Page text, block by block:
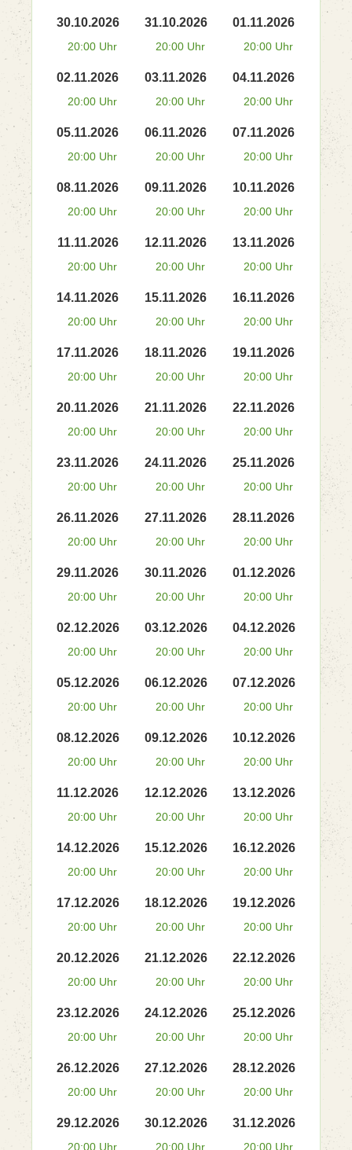
30.10.2026
20:00 Uhr
31.10.2026
20:00 Uhr
01.11.2026
20:00 Uhr
02.11.2026
20:00 Uhr
03.11.2026
20:00 Uhr
04.11.2026
20:00 Uhr
05.11.2026
20:00 Uhr
06.11.2026
20:00 Uhr
07.11.2026
20:00 Uhr
08.11.2026
20:00 Uhr
09.11.2026
20:00 Uhr
10.11.2026
20:00 Uhr
11.11.2026
20:00 Uhr
12.11.2026
20:00 Uhr
13.11.2026
20:00 Uhr
14.11.2026
20:00 Uhr
15.11.2026
20:00 Uhr
16.11.2026
20:00 Uhr
17.11.2026
20:00 Uhr
18.11.2026
20:00 Uhr
19.11.2026
20:00 Uhr
20.11.2026
20:00 Uhr
21.11.2026
20:00 Uhr
22.11.2026
20:00 Uhr
23.11.2026
20:00 Uhr
24.11.2026
20:00 Uhr
25.11.2026
20:00 Uhr
26.11.2026
20:00 Uhr
27.11.2026
20:00 Uhr
28.11.2026
20:00 Uhr
29.11.2026
20:00 Uhr
30.11.2026
20:00 Uhr
01.12.2026
20:00 Uhr
02.12.2026
20:00 Uhr
03.12.2026
20:00 Uhr
04.12.2026
20:00 Uhr
05.12.2026
20:00 Uhr
06.12.2026
20:00 Uhr
07.12.2026
20:00 Uhr
08.12.2026
20:00 Uhr
09.12.2026
20:00 Uhr
10.12.2026
20:00 Uhr
11.12.2026
20:00 Uhr
12.12.2026
20:00 Uhr
13.12.2026
20:00 Uhr
14.12.2026
20:00 Uhr
15.12.2026
20:00 Uhr
16.12.2026
20:00 Uhr
17.12.2026
20:00 Uhr
18.12.2026
20:00 Uhr
19.12.2026
20:00 Uhr
20.12.2026
20:00 Uhr
21.12.2026
20:00 Uhr
22.12.2026
20:00 Uhr
23.12.2026
20:00 Uhr
24.12.2026
20:00 Uhr
25.12.2026
20:00 Uhr
26.12.2026
20:00 Uhr
27.12.2026
20:00 Uhr
28.12.2026
20:00 Uhr
29.12.2026
20:00 Uhr
30.12.2026
20:00 Uhr
31.12.2026
20:00 Uhr